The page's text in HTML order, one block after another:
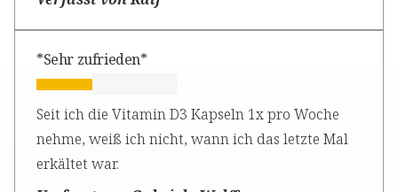
*Sehr zufrieden*
Seit ich die Vitamin D3 Kapseln 1x pro Woche
nehme, weiß ich nicht, wann ich das letzte Mal
erkältet war.